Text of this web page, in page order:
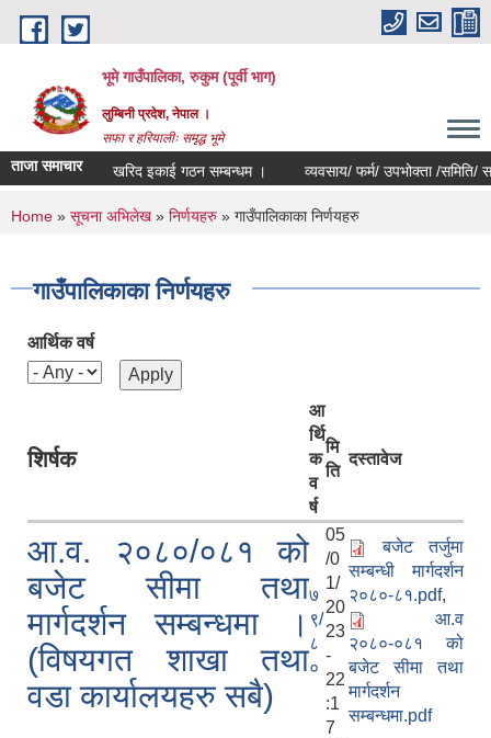
Skip to main content
भूमे गाउँपालिका, रुकुम (पूर्वी भाग)
लुम्बिनी प्रदेश, नेपाल ।
सफा र हरियालीः समृद्ध भूमे
ताजा समाचारखरिद इकाई गठन सम्बन्धम । व्यवसाय/ फर्म/ उपभोक्ता /समिति/ समुह/
You are here
Home » सूचना अभिलेख » निर्णयहरु » गाउँपालिकाका निर्णयहरु
गाउँपालिकाका निर्णयहरु
आर्थिक वर्ष
शिर्षक
आ
र्थि
क
व
र्ष
मि
ति
दस्तावेज
आ.व. २०८०/०८१ को
बजेट सीमा तथा
मार्गदर्शन सम्बन्धमा ।
(विषयगत शाखा तथा
वडा कार्यालयहरु सबै)
७
९/
८
०
05
/0
1/
20
23
-
22
:1
7
बजेट तर्जुमा
सम्बन्धी मार्गदर्शन
२०८०-८१.pdf,
आ.व
२०८०-०८१ को
बजेट सीमा तथा
मार्गदर्शन
सम्बन्धमा.pdf